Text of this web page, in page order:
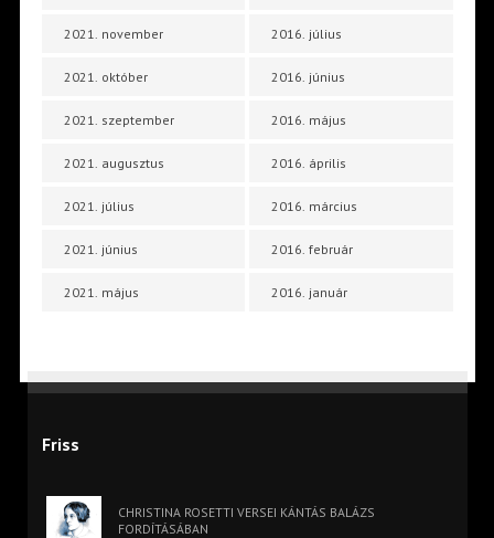
2021. november
2021. október
2021. szeptember
2021. augusztus
2021. július
2021. június
2021. május
2016. július
2016. június
2016. május
2016. április
2016. március
2016. február
2016. január
Friss
CHRISTINA ROSETTI VERSEI KÁNTÁS BALÁZS
FORDÍTÁSÁBAN